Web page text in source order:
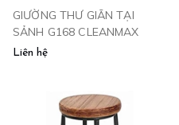
GIƯỜNG THƯ GIÃN TẠI
SẢNH G168 CLEANMAX
Liên hệ